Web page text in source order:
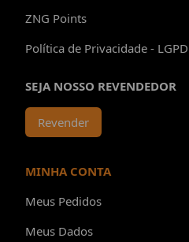
ZNG Points
Política de Privacidade - LGPD
SEJA NOSSO REVENDEDOR
Revender
MINHA CONTA
Meus Pedidos
Meus Dados